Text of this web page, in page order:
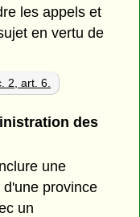
les appels et
en vertu de
2, art. 6.
des
une
province
un